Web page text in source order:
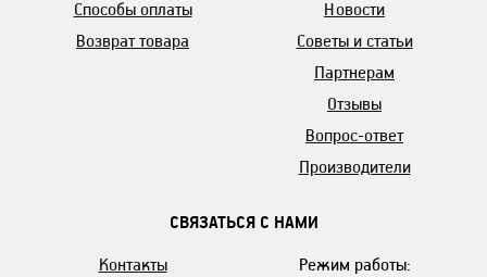
Способы оплаты
Возврат товара
Новости
Советы и статьи
Партнерам
Отзывы
Вопрос-ответ
Производители
СВЯЗАТЬСЯ С НАМИ
Контакты
Режим работы: